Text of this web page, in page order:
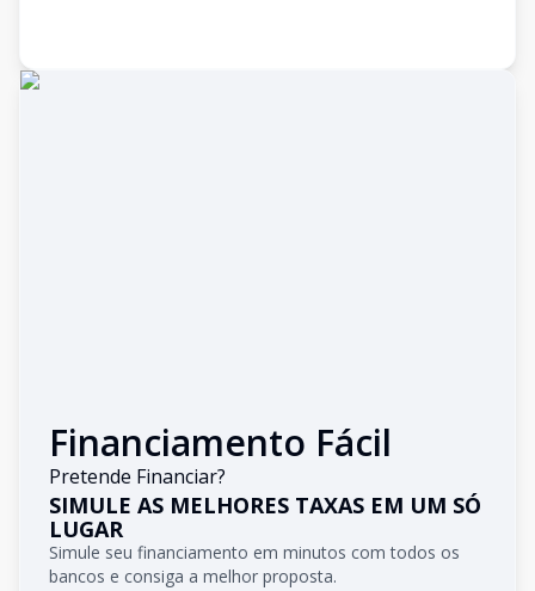
Financiamento Fácil
Pretende Financiar?
SIMULE AS MELHORES TAXAS EM UM SÓ
LUGAR
Simule seu financiamento em minutos com todos os
bancos e consiga a melhor proposta.